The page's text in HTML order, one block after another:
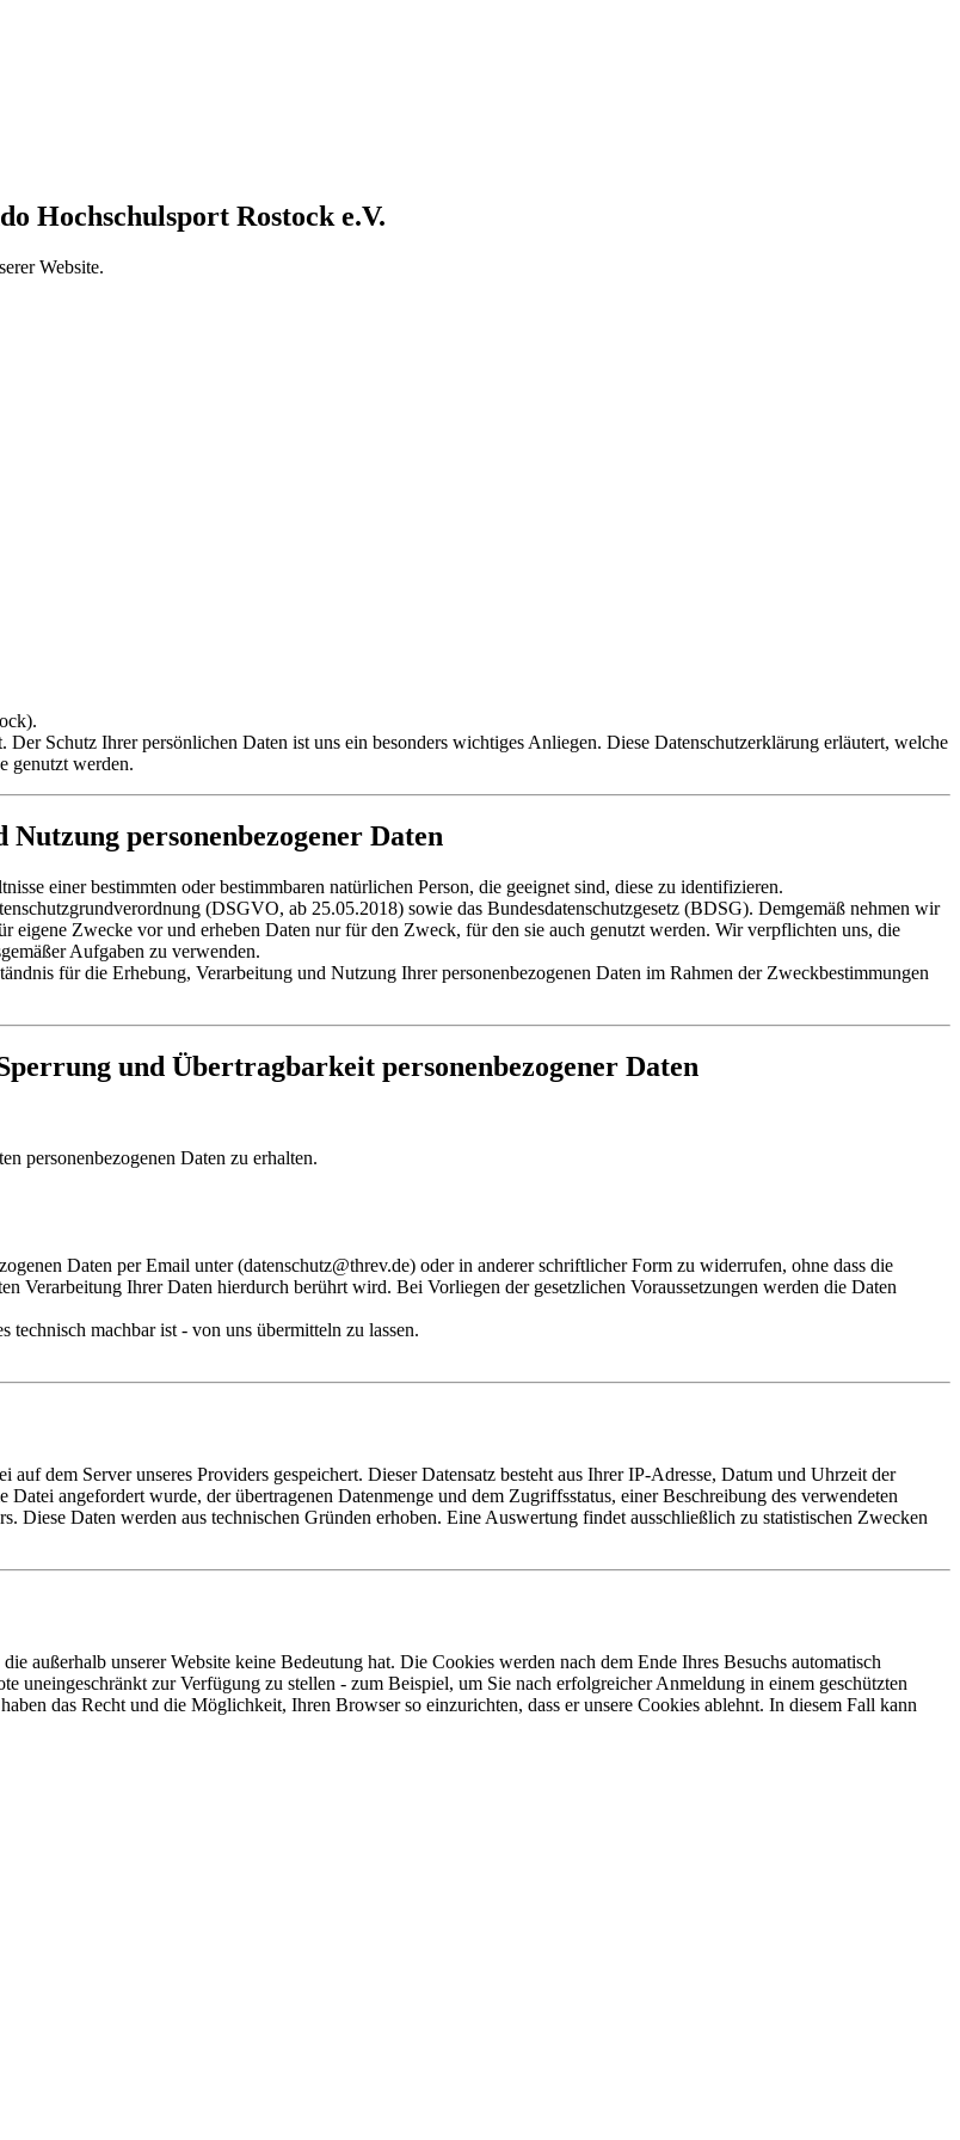
Hochschulsport Rostock e.V.
Website.
Schutz Ihrer persönlichen Daten ist uns ein besonders wichtiges Anliegen. Diese Datenschutzerklärung erläutert, welche
genutzt werden.
personenbezogener Daten
einer bestimmten oder bestimmbaren natürlichen Person, die geeignet sind, diese zu identifizieren.
(DSGVO, ab 25.05.2018) sowie das Bundesdatenschutzgesetz (BDSG). Demgemäß nehmen wir
eigene Zwecke vor und erheben Daten nur für den Zweck, für den sie auch genutzt werden. Wir verpflichten uns, die
Aufgaben zu verwenden.
für die Erhebung, Verarbeitung und Nutzung Ihrer personenbezogenen Daten im Rahmen der Zweckbestimmungen
und Übertragbarkeit personenbezogener Daten
personenbezogenen Daten zu erhalten.
Daten per Email unter (datenschutz@threv.de) oder in anderer schriftlicher Form zu widerrufen, ohne dass die
Verarbeitung Ihrer Daten hierdurch berührt wird. Bei Vorliegen der gesetzlichen Voraussetzungen werden die Daten
machbar ist - von uns übermitteln zu lassen.
dem Server unseres Providers gespeichert. Dieser Datensatz besteht aus Ihrer IP-Adresse, Datum und Uhrzeit der
angefordert wurde, der übertragenen Datenmenge und dem Zugriffsstatus, einer Beschreibung des verwendeten
Diese Daten werden aus technischen Gründen erhoben. Eine Auswertung findet ausschließlich zu statistischen Zwecken
außerhalb unserer Website keine Bedeutung hat. Die Cookies werden nach dem Ende Ihres Besuchs automatisch
uneingeschränkt zur Verfügung zu stellen - zum Beispiel, um Sie nach erfolgreicher Anmeldung in einem geschützten
das Recht und die Möglichkeit, Ihren Browser so einzurichten, dass er unsere Cookies ablehnt. In diesem Fall kann